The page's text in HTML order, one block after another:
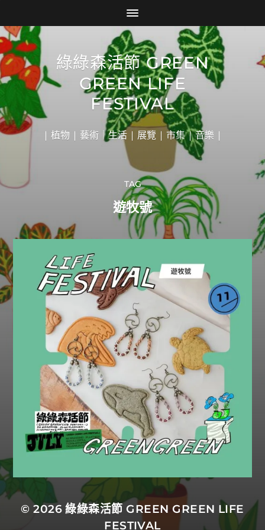
綠綠森活節 GREEN
GREEN LIFE
FESTIVAL
| 植物 | 藝術｜生活 | 展覽 | 市集 | 音樂 |
TAG
遊牧號
© 2026綠綠森活節 GREEN GREEN LIFE
FESTIVAL